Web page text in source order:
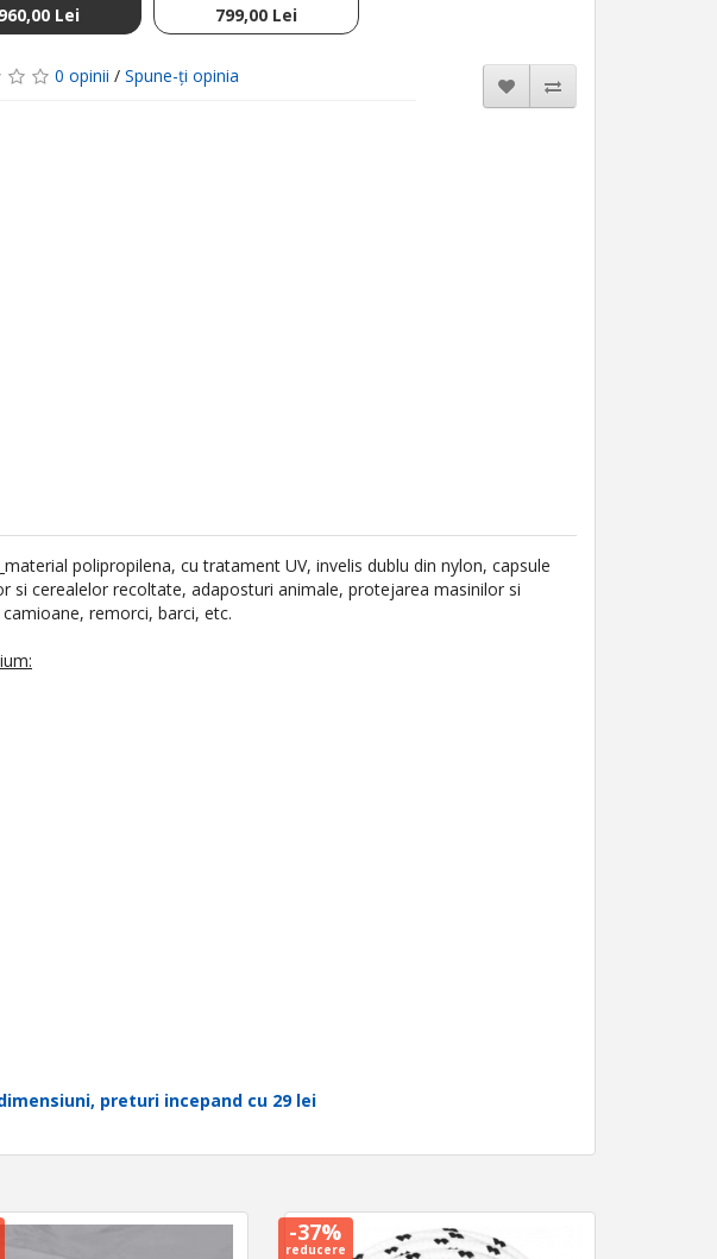
960,00 Lei
799,00 Lei
0 opinii / Spune-ţi opinia
material polipropilena, cu tratament UV, invelis dublu din nylon, capsule
si cerealelor recoltate, adaposturi animale, protejarea masinilor si
remorci, barci, etc.
preturi incepand cu 29 lei
-37%
reducere